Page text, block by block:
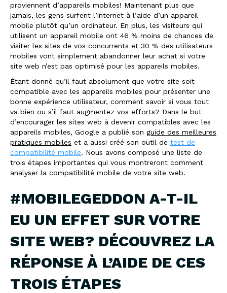
proviennent d’appareils mobiles! Maintenant plus que
jamais, les gens surfent l’internet à l’aide d’un appareil
mobile plutôt qu’un ordinateur. En plus, les visiteurs qui
utilisent un appareil mobile ont 46 % moins de chances de
visiter les sites de vos concurrents et 30 % des utilisateurs
mobiles vont simplement abandonner leur achat si votre
site web n’est pas optimisé pour les appareils mobiles.
Étant donné qu’il faut absolument que votre site soit
compatible avec les appareils mobiles pour présenter une
bonne expérience utilisateur, comment savoir si vous tout
va bien ou s’il faut augmentez vos efforts? Dans le but
d’encourager les sites web à devenir compatibles avec les
appareils mobiles, Google a publié son guide des meilleures
pratiques mobiles et a aussi créé son outil de test de
compatibilité mobile. Nous avons composé une liste de
trois étapes importantes qui vous montreront comment
analyser la compatibilité mobile de votre site web.
#MOBILEGEDDON A-T-IL
EU UN EFFET SUR VOTRE
SITE WEB? DÉCOUVREZ LA
RÉPONSE À L’AIDE DE CES
TROIS ÉTAPES